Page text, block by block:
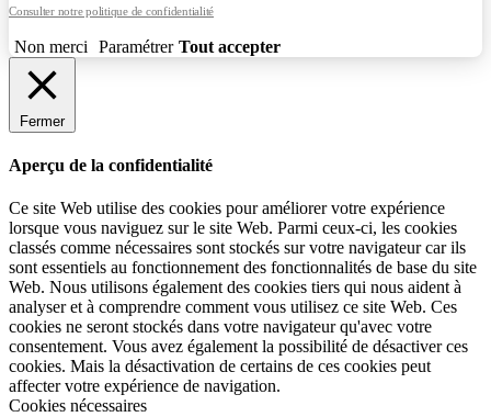
Consulter notre politique de confidentialité
Non merci Paramétrer Tout accepter
Fermer
Aperçu de la confidentialité
Ce site Web utilise des cookies pour améliorer votre expérience
lorsque vous naviguez sur le site Web. Parmi ceux-ci, les cookies
classés comme nécessaires sont stockés sur votre navigateur car ils
sont essentiels au fonctionnement des fonctionnalités de base du site
Web. Nous utilisons également des cookies tiers qui nous aident à
analyser et à comprendre comment vous utilisez ce site Web. Ces
cookies ne seront stockés dans votre navigateur qu'avec votre
consentement. Vous avez également la possibilité de désactiver ces
cookies. Mais la désactivation de certains de ces cookies peut
affecter votre expérience de navigation.
Cookies nécessaires